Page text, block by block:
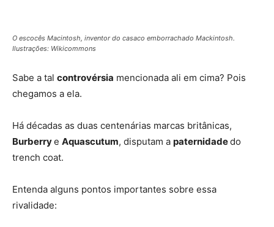
O escocês Macintosh, inventor do casaco emborrachado Mackintosh.
Ilustrações: Wikicommons
Sabe a tal controvérsia mencionada ali em cima? Pois
chegamos a ela.
Há décadas as duas centenárias marcas britânicas,
Burberrye Aquascutum, disputam a paternidadedo
trench coat.
Entenda alguns pontos importantes sobre essa
rivalidade: